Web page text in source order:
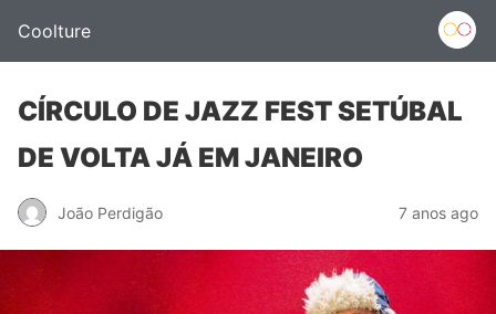
Coolture
CÍRCULO DE JAZZ FEST SETÚBAL
DE VOLTA JÁ EM JANEIRO
João Perdigão 7 anos ago